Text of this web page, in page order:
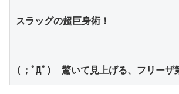
スラッグの超巨身術！
(；ﾟДﾟ)　驚いて見上げる、フリーザ